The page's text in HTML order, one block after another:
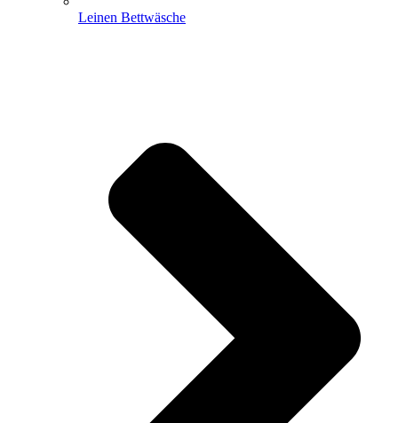
Leinen Bettwäsche